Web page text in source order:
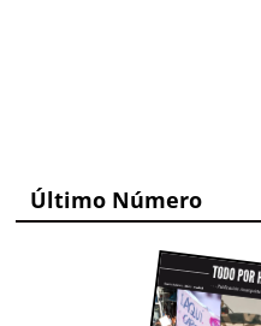
Último Número